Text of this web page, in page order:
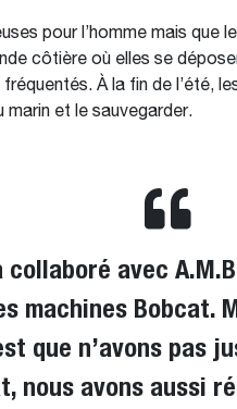
pour l’homme mais que
côtière où elles se
À la fin de l’été,
marin et le sauvegarder.
collaboré avec
machines Bobcat.
que n’avons pas
nous avons aussi